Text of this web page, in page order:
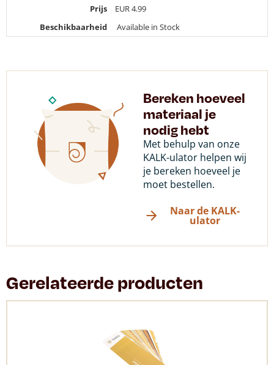
Prijs
EUR4.99
Beschikbaarheid
Available in Stock
Bereken hoeveel
materiaal je
nodig hebt
Met behulp van onze
KALK-ulator helpen wij
je bereken hoeveel je
moet bestellen.
Naar de KALK-
ulator
Gerelateerde producten